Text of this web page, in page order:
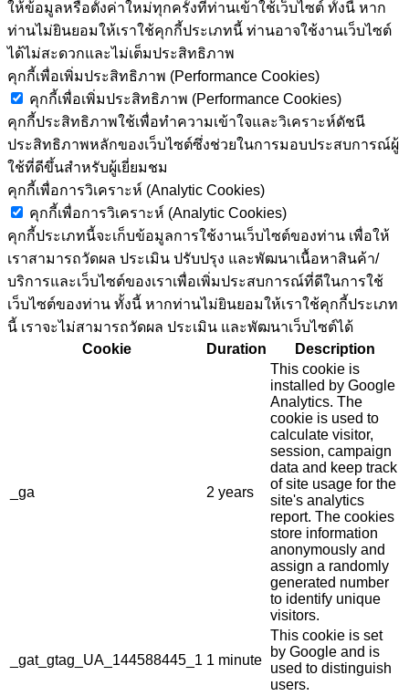
ให้ข้อมูลหรือตั้งค่าใหม่ทุกครั้งที่ท่านเข้าใช้เว็บไซต์ ทั้งนี้ หาก
ท่านไม่ยินยอมให้เราใช้คุกกี้ประเภทนี้ ท่านอาจใช้งานเว็บไซต์
ได้ไม่สะดวกและไม่เต็มประสิทธิภาพ
คุกกี้เพื่อเพิ่มประสิทธิภาพ (Performance Cookies)
คุกกี้เพื่อเพิ่มประสิทธิภาพ (Performance Cookies)
คุกกี้ประสิทธิภาพใช้เพื่อทำความเข้าใจและวิเคราะห์ดัชนี
ประสิทธิภาพหลักของเว็บไซต์ซึ่งช่วยในการมอบประสบการณ์ผู้
ใช้ที่ดีขึ้นสำหรับผู้เยี่ยมชม
คุกกี้เพื่อการวิเคราะห์ (Analytic Cookies)
คุกกี้เพื่อการวิเคราะห์ (Analytic Cookies)
คุกกี้ประเภทนี้จะเก็บข้อมูลการใช้งานเว็บไซต์ของท่าน เพื่อให้
เราสามารถวัดผล ประเมิน ปรับปรุง และพัฒนาเนื้อหาสินค้า/
บริการและเว็บไซต์ของเราเพื่อเพิ่มประสบการณ์ที่ดีในการใช้
เว็บไซต์ของท่าน ทั้งนี้ หากท่านไม่ยินยอมให้เราใช้คุกกี้ประเภท
นี้ เราจะไม่สามารถวัดผล ประเมิน และพัฒนาเว็บไซต์ได้
Cookie
Duration Description
_ga 2 years
This cookie is
installed by Google
Analytics. The
cookie is used to
calculate visitor,
session, campaign
data and keep track
of site usage for the
site's analytics
report. The cookies
store information
anonymously and
assign a randomly
generated number
to identify unique
visitors.
_gat_gtag_UA_144588445_1 1 minute
This cookie is set
by Google and is
used to distinguish
users.